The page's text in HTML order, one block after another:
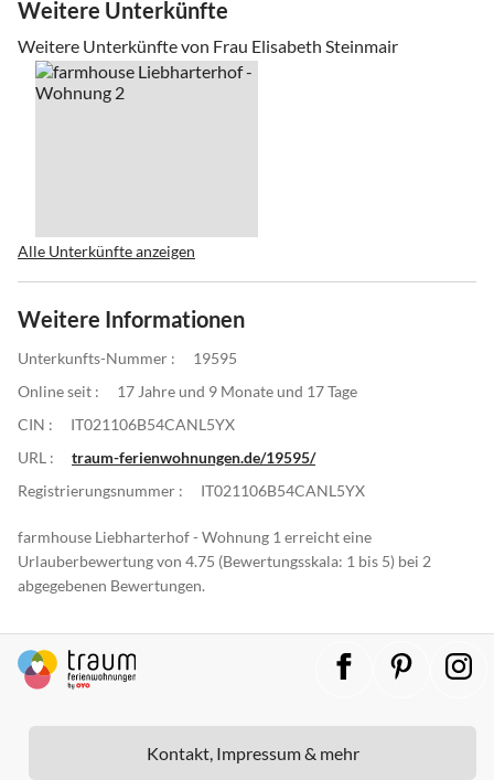
Weitere Unterkünfte
Weitere Unterkünfte von Frau Elisabeth Steinmair
Alle Unterkünfte anzeigen
Weitere Informationen
Unterkunfts-Nummer :
19595
Online seit :
17 Jahre und 9 Monate und 17 Tage
CIN :
IT021106B54CANL5YX
URL :
traum-ferienwohnungen.de/19595/
Registrierungsnummer :
IT021106B54CANL5YX
farmhouse Liebharterhof - Wohnung 1 erreicht eine
Urlauberbewertung von 4.75 (Bewertungsskala: 1 bis 5) bei 2
abgegebenen Bewertungen.
Kontakt, Impressum & mehr